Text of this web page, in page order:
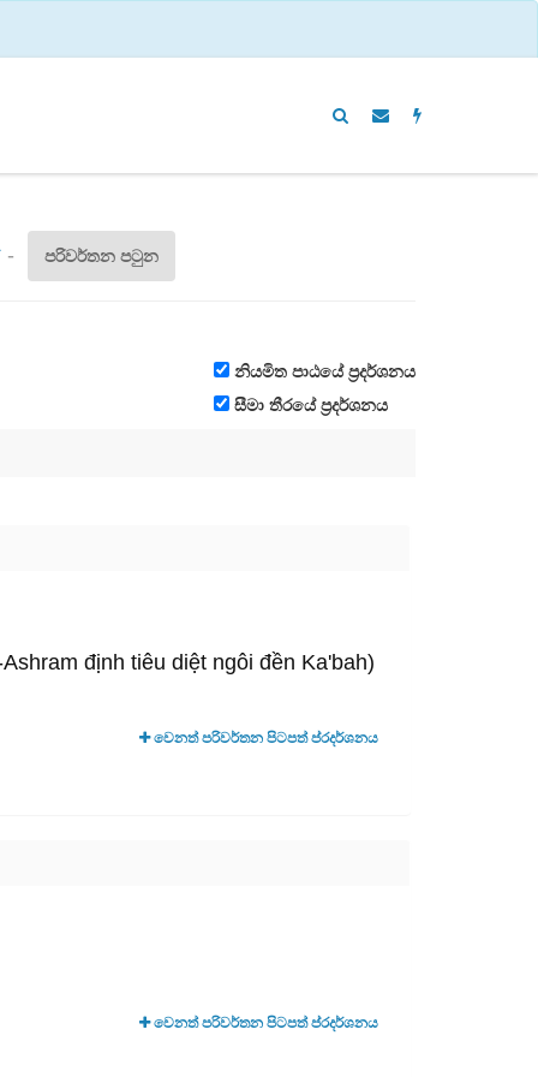
- පරිවර්තන පටුන
නියමිත පාඨයේ ප්‍රදර්ශනය
සීමා තීරයේ ප්‍රදර්ශනය
định tiêu diệt ngôi đền Ka'bah)
වෙනත් පරිවර්තන පිටපත් ප්රදර්ශනය
වෙනත් පරිවර්තන පිටපත් ප්රදර්ශනය